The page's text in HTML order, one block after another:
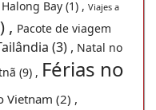
Bay (1) , Viajes a
, Pacote de viagem
(3) , Natal no
(9) , Férias no
Vietnam (2) ,